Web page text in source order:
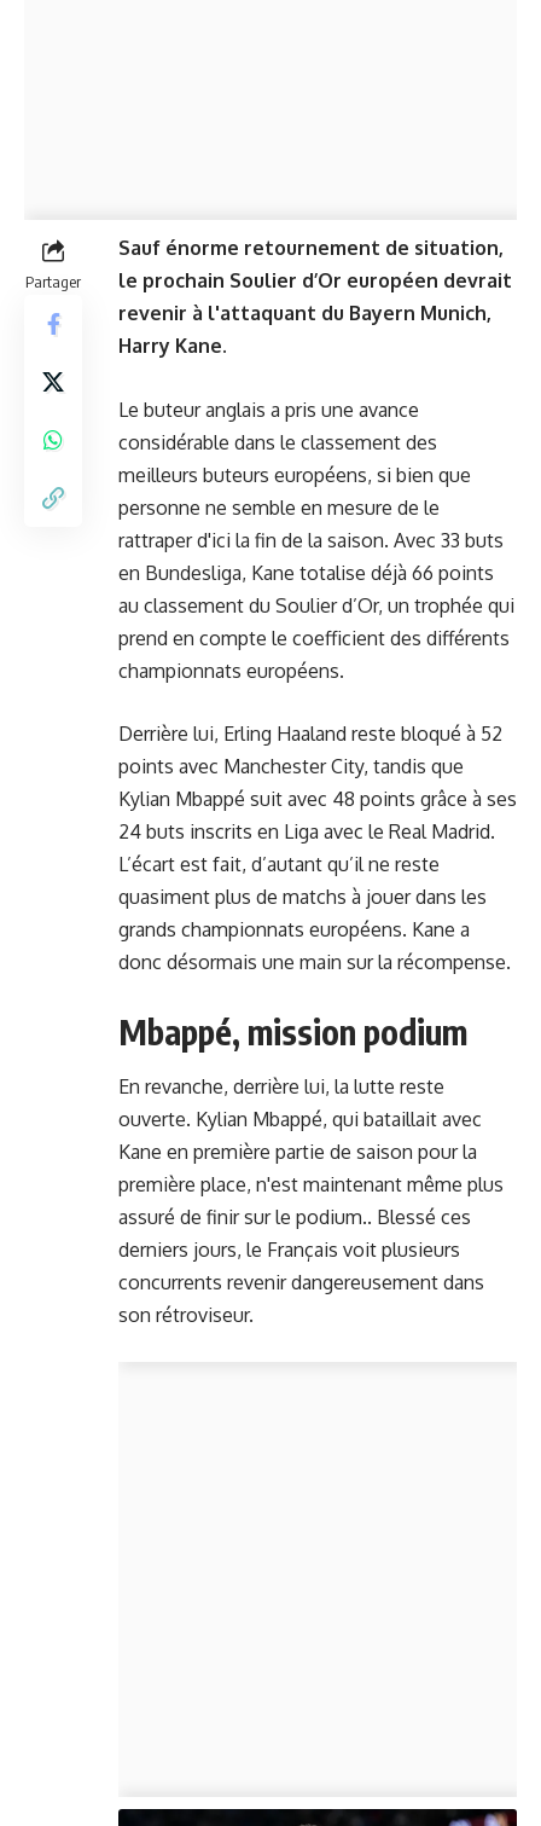
Partager
Sauf énorme retournement de situation,
le prochain Soulier d’Or européen devrait
revenir à l'attaquant du Bayern Munich,
Harry Kane.
Le buteur anglais a pris une avance
considérable dans le classement des
meilleurs buteurs européens, si bien que
personne ne semble en mesure de le
rattraper d'ici la fin de la saison. Avec 33 buts
en Bundesliga, Kane totalise déjà 66 points
au classement du Soulier d’Or, un trophée qui
prend en compte le coefficient des différents
championnats européens.
Derrière lui, Erling Haaland reste bloqué à 52
points avec Manchester City, tandis que
Kylian Mbappé suit avec 48 points grâce à ses
24 buts inscrits en Liga avec le Real Madrid.
L’écart est fait, d’autant qu’il ne reste
quasiment plus de matchs à jouer dans les
grands championnats européens. Kane a
donc désormais une main sur la récompense.
Mbappé, mission podium
En revanche, derrière lui, la lutte reste
ouverte. Kylian Mbappé, qui bataillait avec
Kane en première partie de saison pour la
première place, n'est maintenant même plus
assuré de finir sur le podium.. Blessé ces
derniers jours, le Français voit plusieurs
concurrents revenir dangereusement dans
son rétroviseur.